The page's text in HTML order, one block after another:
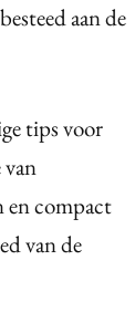
aan de
tips voor
en compact
van de